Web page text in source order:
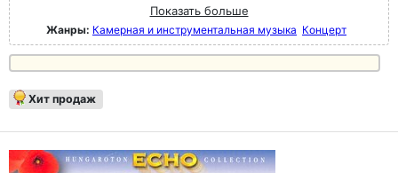
Показать больше
Жанры: Камерная и инструментальная музыка Концерт
Хит продаж